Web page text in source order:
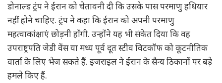
डोनाल्ड ट्रंप ने ईरान को चेतावनी दी कि उसके पास परमाणु हथियार
नहीं होने चाहिए. ट्रंप ने कहा कि ईरान को अपनी परमाणु
महत्वाकांक्षाएं छोड़नी होंगी. उन्होंने यह भी संकेत दिया कि वह
उपराष्ट्रपति जेडी वेंस या मध्य पूर्व दूत स्टीव विटकॉफ को कूटनीतिक
वार्ता के लिए भेज सकते हैं. इजराइल ने ईरान के सैन्य ठिकानों पर बड़े
हमले किए हैं.